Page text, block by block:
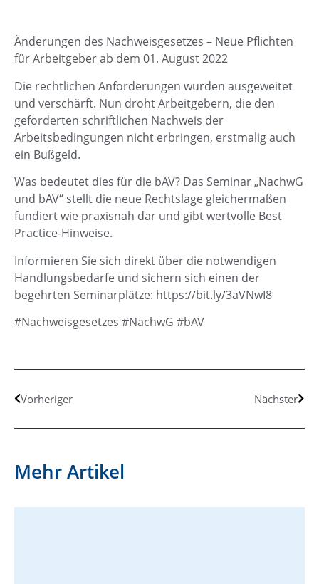
Änderungen des Nachweisgesetzes – Neue Pflichten
für Arbeitgeber ab dem 01. August 2022
Die rechtlichen Anforderungen wurden ausgeweitet
und verschärft. Nun droht Arbeitgebern, die den
geforderten schriftlichen Nachweis der
Arbeitsbedingungen nicht erbringen, erstmalig auch
ein Bußgeld.
Was bedeutet dies für die bAV? Das Seminar „NachwG
und bAV“ stellt die neue Rechtslage gleichermaßen
fundiert wie praxisnah dar und gibt wertvolle Best
Practice-Hinweise.
Informieren Sie sich direkt über die notwendigen
Handlungsbedarfe und sichern sich einen der
begehrten Seminarplätze: https://bit.ly/3aVNwI8
#Nachweisgesetzes #NachwG #bAV
Vorheriger Nächster
Mehr Artikel